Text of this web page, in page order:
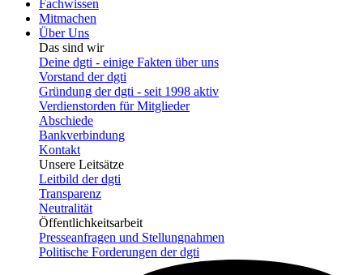
Fachwissen
Mitmachen
Über Uns
Das sind wir
Deine dgti - einige Fakten über uns
Vorstand der dgti
Gründung der dgti - seit 1998 aktiv
Verdienstorden für Mitglieder
Abschiede
Bankverbindung
Kontakt
Unsere Leitsätze
Leitbild der dgti
Transparenz
Neutralität
Öffentlichkeitsarbeit
Presseanfragen und Stellungnahmen
Politische Forderungen der dgti